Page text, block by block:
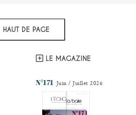
HAUT DE PAGE
LE MAGAZINE
N°171 Juin / Juillet 2026